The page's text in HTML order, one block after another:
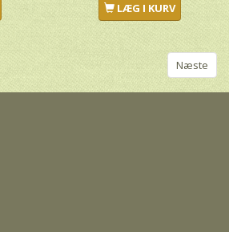
LÆG I KURV
Næste